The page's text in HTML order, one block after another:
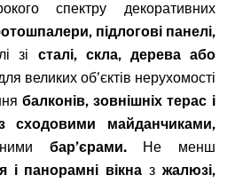
спектру декоративних
підлогові панелі,
зі сталі, скла, дерева або
великих об’єктів нерухомості
балконів, зовнішніх терас і
сходовими майданчиками,
бар’єрами.Не менш
і панорамні вікна з жалюзі,